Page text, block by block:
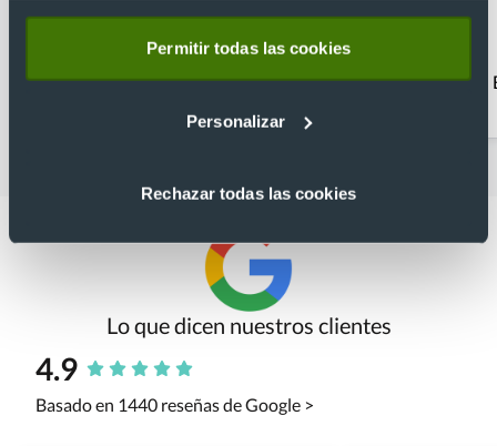
Permitir todas las cookies
Personalizar
Rechazar todas las cookies
Accesorios de viaje
Bandoleras
Lo que dicen nuestros clientes
4.9
Basado en 1440 reseñas de Google >